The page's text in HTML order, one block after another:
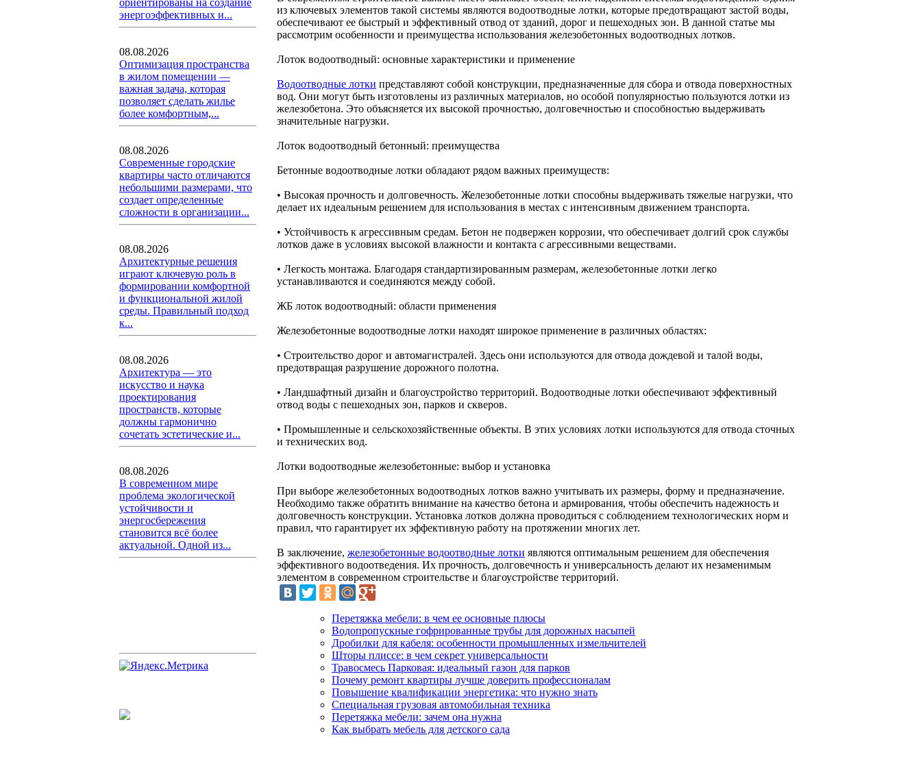
ориентированы на создание
энергоэффективных и...
08.08.2026
Оптимизация пространства
в жилом помещении —
важная задача, которая
позволяет сделать жилье
более комфортным,...
08.08.2026
Современные городские
квартиры часто отличаются
небольшими размерами, что
создает определенные
сложности в организации...
08.08.2026
Архитектурные решения
играют ключевую роль в
формировании комфортной
и функциональной жилой
среды. Правильный подход
к...
08.08.2026
Архитектура — это
искусство и наука
проектирования
пространств, которые
должны гармонично
сочетать эстетические и...
08.08.2026
В современном мире
проблема экологической
устойчивости и
энергосбережения
становится всё более
актуальной. Одной из...
из ключевых элементов такой системы являются водоотводные лотки, которые предотвращают застой воды,
обеспечивают ее быстрый и эффективный отвод от зданий, дорог и пешеходных зон. В данной статье мы
рассмотрим особенности и преимущества использования железобетонных водоотводных лотков.
Лоток водоотводный: основные характеристики и применение
Водоотводные лотки представляют собой конструкции, предназначенные для сбора и отвода поверхностных
вод. Они могут быть изготовлены из различных материалов, но особой популярностью пользуются лотки из
железобетона. Это объясняется их высокой прочностью, долговечностью и способностью выдерживать
значительные нагрузки.
Лоток водоотводный бетонный: преимущества
Бетонные водоотводные лотки обладают рядом важных преимуществ:
• Высокая прочность и долговечность. Железобетонные лотки способны выдерживать тяжелые нагрузки, что
делает их идеальным решением для использования в местах с интенсивным движением транспорта.
• Устойчивость к агрессивным средам. Бетон не подвержен коррозии, что обеспечивает долгий срок службы
лотков даже в условиях высокой влажности и контакта с агрессивными веществами.
• Легкость монтажа. Благодаря стандартизированным размерам, железобетонные лотки легко
устанавливаются и соединяются между собой.
ЖБ лоток водоотводный: области применения
Железобетонные водоотводные лотки находят широкое применение в различных областях:
• Строительство дорог и автомагистралей. Здесь они используются для отвода дождевой и талой воды,
предотвращая разрушение дорожного полотна.
• Ландшафтный дизайн и благоустройство территорий. Водоотводные лотки обеспечивают эффективный
отвод воды с пешеходных зон, парков и скверов.
• Промышленные и сельскохозяйственные объекты. В этих условиях лотки используются для отвода сточных
и технических вод.
Лотки водоотводные железобетонные: выбор и установка
При выборе железобетонных водоотводных лотков важно учитывать их размеры, форму и предназначение.
Необходимо также обратить внимание на качество бетона и армирования, чтобы обеспечить надежность и
долговечность конструкции. Установка лотков должна проводиться с соблюдением технологических норм и
правил, что гарантирует их эффективную работу на протяжении многих лет.
В заключение, железобетонные водоотводные лотки являются оптимальным решением для обеспечения
эффективного водоотведения. Их прочность, долговечность и универсальность делают их незаменимым
элементом в современном строительстве и благоустройстве территорий.
Перетяжка мебели: в чем ее основные плюсы
Водопропускные гофрированные трубы для дорожных насыпей
Дробилки для кабеля: особенности промышленных измельчителей
Шторы плиссе: в чем секрет универсальности
Травосмесь Парковая: идеальный газон для парков
Почему ремонт квартиры лучше доверить профессионалам
Повышение квалификации энергетика: что нужно знать
Специальная грузовая автомобильная техника
Перетяжка мебели: зачем она нужна
Как выбрать мебель для детского сада